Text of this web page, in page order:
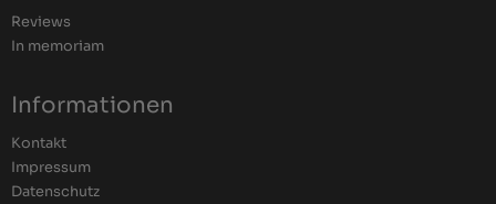
Reviews
In memoriam
Informationen
Kontakt
Impressum
Datenschutz